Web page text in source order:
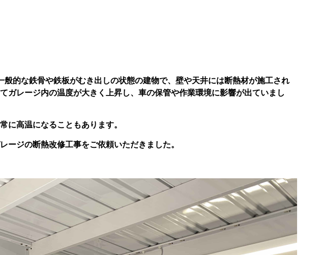
般的な鉄骨や鉄板がむき出しの状態の建物で、壁や天井には断熱材が施工され
ガレージ内の温度が大きく上昇し、車の保管や作業環境に影響が出ていまし
に高温になることもあります。
ージの断熱改修工事をご依頼いただきました。